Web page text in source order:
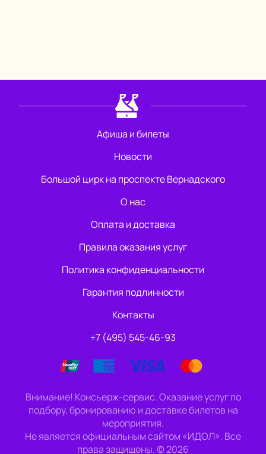
Афиша и билеты
Новости
Большой цирк на проспекте Вернадского
О нас
Оплата и доставка
Правила оказания услуг
Политика конфиденциальности
Гарантия подлинности
Контакты
+7 (495) 545-46-93
Внимание! Консьерж-сервис. Оказание услуг по
подбору, бронированию и доставке билетов на
мероприятия.
Не является официальным сайтом «ИДОЛ». Все
права защищены.©2026